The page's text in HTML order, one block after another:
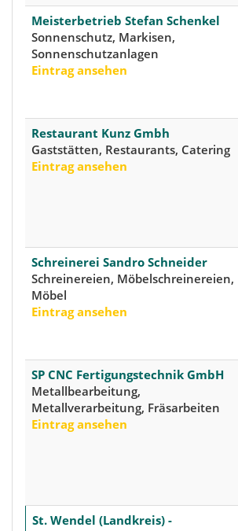
Meisterbetrieb Stefan Schenkel
Sonnenschutz, Markisen,
Sonnenschutzanlagen
Eintrag ansehen
Restaurant Kunz Gmbh
Gaststätten, Restaurants, Catering
Eintrag ansehen
Schreinerei Sandro Schneider
Schreinereien, Möbelschreinereien,
Möbel
Eintrag ansehen
SP CNC Fertigungstechnik GmbH
Metallbearbeitung,
Metallverarbeitung, Fräsarbeiten
Eintrag ansehen
St. Wendel (Landkreis) -